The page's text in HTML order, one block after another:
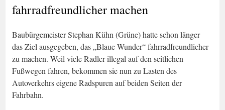
fahrradfreundlicher machen
Baubürgemeister Stephan Kühn (Grüne) hatte schon länger
das Ziel ausgegeben, das „Blaue Wunder“ fahrradfreundlicher
zu machen. Weil viele Radler illegal auf den seitlichen
Fußwegen fahren, bekommen sie nun zu Lasten des
Autoverkehrs eigene Radspuren auf beiden Seiten der
Fahrbahn.